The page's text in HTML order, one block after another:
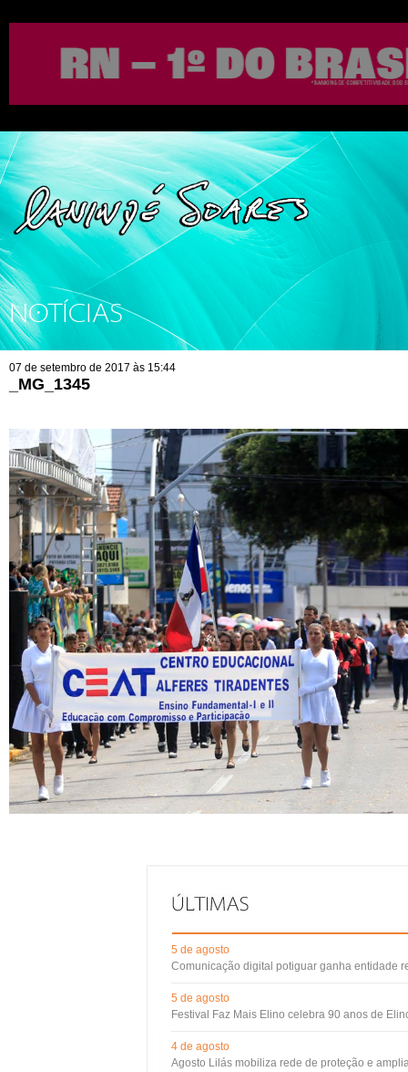
NOTÍCIAS
07 de setembro de 2017 às 15:44
_MG_1345
5 de agosto
Comunicação digital potiguar ganha entidade
5 de agosto
Festival Faz Mais Elino celebra 90 anos de
4 de agosto
Agosto Lilás mobiliza rede de proteção e